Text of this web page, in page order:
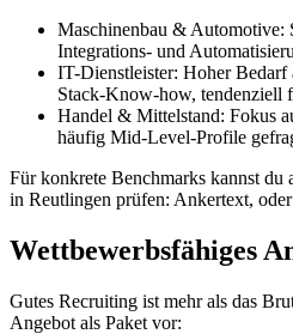
Maschinenbau & Automotive:
Integrations- und
IT-Dienstleister: Hoher
Stack-Know-how, tendenziell
Handel & Mittelstand: Fokus
häufig Mid-Level-Profile
Für konkrete Benchmarks kannst du
in Reutlingen prüfen: Ankertext,
Wettbewerbsfähiges
Gutes Recruiting ist mehr als das
Angebot als Paket vor: